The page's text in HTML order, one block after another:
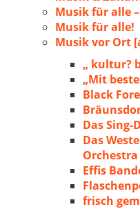
Musik für alle
Musik für alle!
Musik vor Ort
„ kultur?
„Mit
Black
Das Sing-
Das
Orchestra
Effis
frisch